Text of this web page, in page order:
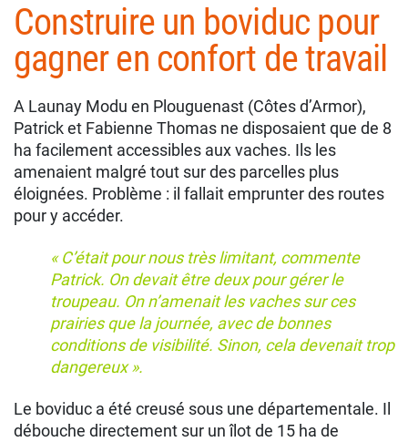
Construire un boviduc pour
gagner en confort de travail
A Launay Modu en Plouguenast (Côtes d’Armor),
Patrick et Fabienne Thomas ne disposaient que de 8
ha facilement accessibles aux vaches. Ils les
amenaient malgré tout sur des parcelles plus
éloignées. Problème : il fallait emprunter des routes
pour y accéder.
« C’était pour nous très limitant, commente
Patrick. On devait être deux pour gérer le
troupeau. On n’amenait les vaches sur ces
prairies que la journée, avec de bonnes
conditions de visibilité. Sinon, cela devenait trop
dangereux ».
Le boviduc a été creusé sous une départementale. Il
débouche directement sur un îlot de 15 ha de